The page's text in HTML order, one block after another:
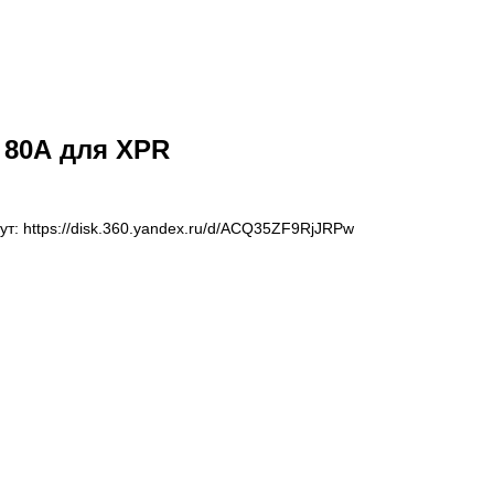
для XPR
https://disk.360.yandex.ru/d/ACQ35ZF9RjJRPw